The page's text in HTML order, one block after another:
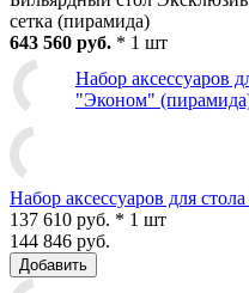
сетка (пирамида)
643 560 руб. * 1 шт
Набор аксессуаров
"Эконом"
Набор аксессуаров для
137 610 руб. * 1 шт
144 846 руб.
Добавить